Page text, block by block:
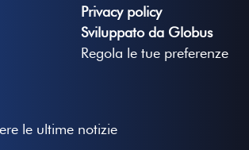
Privacy policy
Sviluppato da Globus
Regola le tue preferenze
le ultime notizie